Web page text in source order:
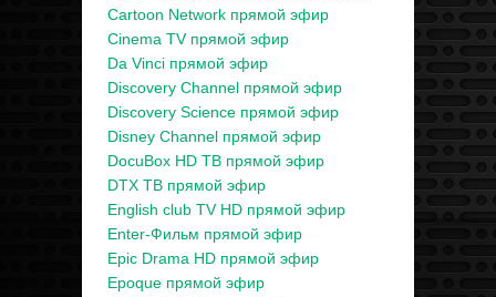
Cartoon Network прямой эфир
Cinema TV прямой эфир
Da Vinci прямой эфир
Discovery Channel прямой эфир
Discovery Science прямой эфир
Disney Channel прямой эфир
DocuBox HD ТВ прямой эфир
DTX ТВ прямой эфир
English club TV HD прямой эфир
Enter-Фильм прямой эфир
Epic Drama HD прямой эфир
Epoque прямой эфир